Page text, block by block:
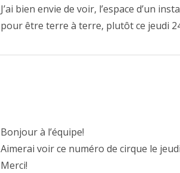
J’ai bien envie de voir, l’espace d’un
pour être terre à terre, plutôt ce jeudi
Bonjour à l’équipe!
Aimerai voir ce numéro de cirque le
Merci!